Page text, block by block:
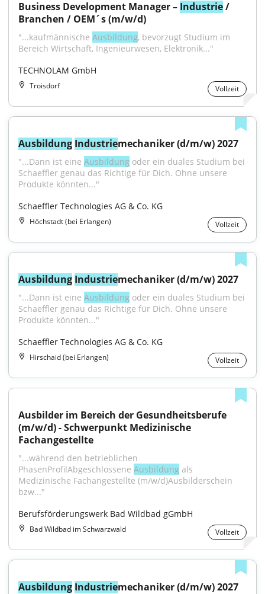
Business Development Manager – Industrie /
Branchen / OEM´s (m/w/d)
"...kaufmännische Ausbildung, bevorzugt Studium im
Bereich Wirtschaft, Ingenieurwesen, Elektronik..."
TECHNOLAM GmbH
Troisdorf Vollzeit
Ausbildung Industriemechaniker (d/m/w) 2027
"...Dann ist eine Ausbildung oder ein duales Studium bei
Schaeffler genau das Richtige für Dich. Ohne unsere
Produkte könnten..."
Schaeffler Technologies AG & Co. KG
Höchstadt (bei Erlangen) Vollzeit
Ausbildung Industriemechaniker (d/m/w) 2027
"...Dann ist eine Ausbildung oder ein duales Studium bei
Schaeffler genau das Richtige für Dich. Ohne unsere
Produkte könnten..."
Schaeffler Technologies AG & Co. KG
Hirschaid (bei Erlangen) Vollzeit
Ausbilder im Bereich der Gesundheitsberufe
(m/w/d) - Schwerpunkt Medizinische
Fachangestellte
"...während den betrieblichen
PhasenProfilAbgeschlossene Ausbildung als
Medizinische Fachangestellte (m/w/d)Ausbilderschein
bzw..."
Berufsförderungswerk Bad Wildbad gGmbH
Bad Wildbad im Schwarzwald Vollzeit
Ausbildung Industriemechaniker (d/m/w) 2027